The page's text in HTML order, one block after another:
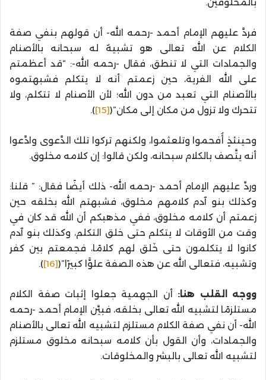
بالمخلوقين.
فردَّ عليهم الإمام أحمد -رحمه الله- أن قولهم بنفي صفة
الكلام عن الله تعالى هو تشبيهٌ له سبحانه بالأصنام
والجمادات التي لا تنطق، فقال -رحمه الله-: “قد أعظمتم
على الله الفرية، حين زعمتم أنه لا يتكلم فشبهتموه
بالأصنام التي تعبد من دون الله؛ لأن الأصنام لا تتكلم، ولا
تتحرك ولا تزول من مكان إلى مكان”([15]
).
وحينئذٍ أُفحموا وتلعثموا، ولكنهم تركوا تلك الدَّعوى وادَّعوا
أنه يتَّصف بالكلام سبحانه، ولكن قالوا: إن كلامه مخلوق.
وردَّ عليهم الإمام أحمد -رحمه الله- ذلك أيضًا فقال: ” قلنا:
وكذلك بنو آدم كلامهم مخلوق، فشبهتم الله بخلقه حين
زعمتم أن كلامه مخلوق، ففي مذهبكم أن الله قد كان في
وقت من الأوقات لا يتكلم حتى خلق التكلم، وكذلك بنو آدم
كانوا لا يتكلمون حتى خَلق لهم كلامًا، فجمعتم بين كفر
وتشبيه، فتعالى الله عن هذه الصفة علوًّا كبيرًا”([16]
).
ووجه القلب هنا: أن الجهمية جعلوا إثبات صفة الكلام
مستلزمًا لتشبيه الله تعالى بخلقه، فبيَّن الإمام أحمد -رحمه
الله- أن نفي صفة الكلام مستلزم لتشبيه الله تعالى بالأصنام
والجمادات، وأن القول بأن كلامه سبحانه مخلوق مستلزم
لتشبيه الله تعالى بالبشر والمخلوقات.